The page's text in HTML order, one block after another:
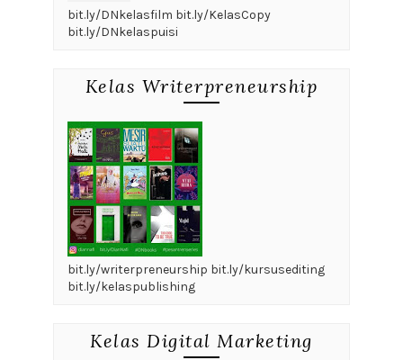
bit.ly/DNkelasfilm bit.ly/KelasCopy
bit.ly/DNkelaspuisi
Kelas Writerpreneurship
bit.ly/writerpreneurship bit.ly/kursusediting
bit.ly/kelaspublishing
Kelas Digital Marketing